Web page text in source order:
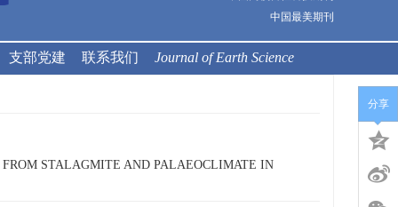
中国最美期刊
支部党建 联系我们 Journal of Earth Science
FROM STALAGMITE AND PALAEOCLIMATE IN
分享